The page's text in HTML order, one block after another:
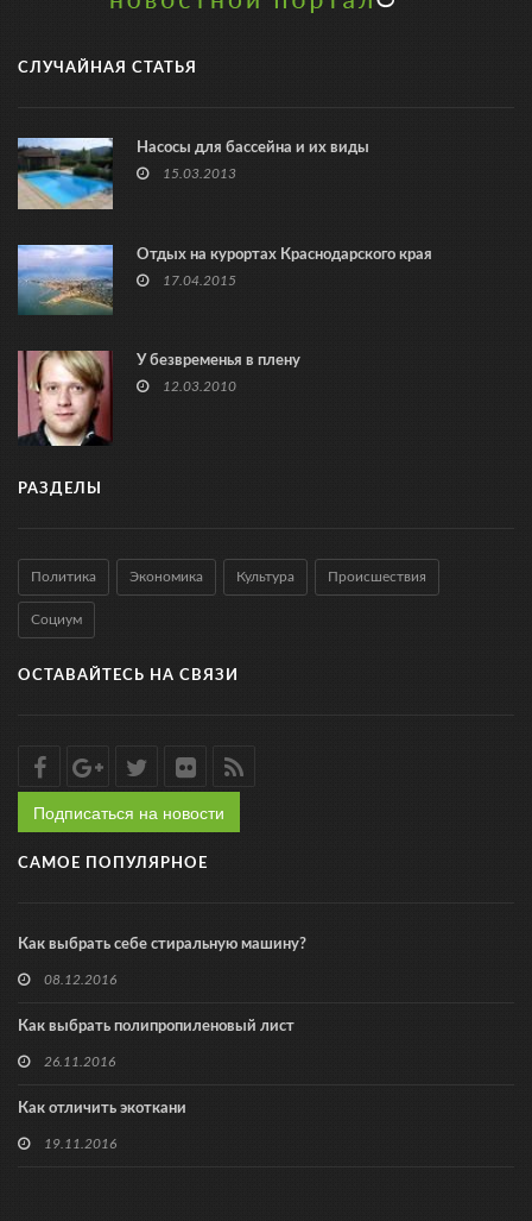
СЛУЧАЙНАЯ СТАТЬЯ
Насосы для бассейна и их виды
15.03.2013
Отдых на курортах Краснодарского края
17.04.2015
У безвременья в плену
12.03.2010
РАЗДЕЛЫ
Политика Экономика Культура Происшествия
Социум
ОСТАВАЙТЕСЬ НА СВЯЗИ
Подписаться на новости
САМОЕ ПОПУЛЯРНОЕ
Как выбрать себе стиральную машину?
08.12.2016
Как выбрать полипропиленовый лист
26.11.2016
Как отличить экоткани
19.11.2016